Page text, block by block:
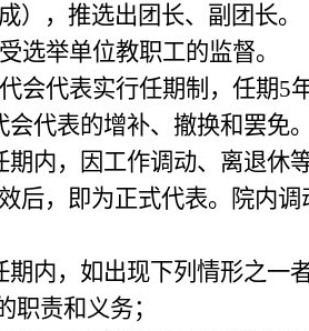
），推选出团长、副团长。
选举单位教职工的监督。
代表实行任期制，任期5
会代表的增补、撤换和罢免
期内，因工作调动、离退
后，即为正式代表。院内
期内，如出现下列情形之
职责和义务；